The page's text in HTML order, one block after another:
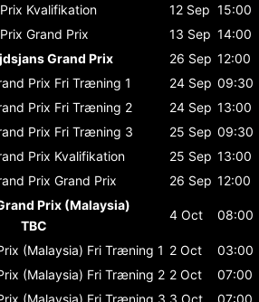
Kvalifikation 12 Sep 15:00
Grand Prix 13 Sep 14:00
Grand Prix
26 Sep 12:00
Prix Fri Træning 1 24 Sep 09:30
Prix Fri Træning 2 24 Sep 13:00
Prix Fri Træning 3 25 Sep 09:30
Prix Kvalifikation 25 Sep 13:00
Prix Grand Prix 26 Sep 12:00
Prix (Malaysia)
TBC
4 Oct 08:00
(Malaysia) Fri Træning 1 2 Oct
03:00
(Malaysia) Fri Træning 2 2 Oct
07:00
(Malaysia) Fri Træning 3 3 Oct
07:00